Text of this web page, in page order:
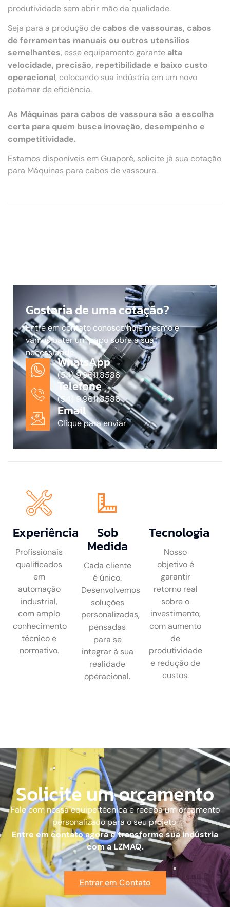
produtividade sem abrir mão da qualidade.
Seja para a produção de cabos de vassouras, cabos
de ferramentas manuais ou outros utensílios
semelhantes, esse equipamento garante alta
velocidade, precisão, repetibilidade e baixo custo
operacional, colocando sua indústria em um novo
patamar de eficiência.
As Máquinas para cabos de vassoura são a escolha
certa para quem busca inovação, desempenho e
competitividade.
Estamos disponíveis em Guaporé, solicite já sua cotação
para Máquinas para cabos de vassoura.
Gostaria de uma cotação?
Entre em contato conosco hoje mesmo e
vamos bater um papo sobre a sua
necessidade.
WhatsApp
(54) 9.9611.8586
Telefone
(54) 9.9611.8586
Email
Clique para enviar
Experiência
Profissionais
qualificados
em
automação
industrial,
com amplo
conhecimento
técnico e
normativo.
Sob
Medida
Cada cliente
é único.
Desenvolvemos
soluções
personalizadas,
pensadas
para se
integrar à sua
realidade
operacional.
Tecnologia
Nosso
objetivo é
garantir
retorno real
sobre o
investimento,
com aumento
de
produtividade
e redução de
custos.
Solicite um orçamento
Fale com nossa equipe técnica e receba um orçamento
personalizado para o seu projeto.
Entre em contato agora e transforme sua indústria
com a LZMAQ.
Entrar em Contato